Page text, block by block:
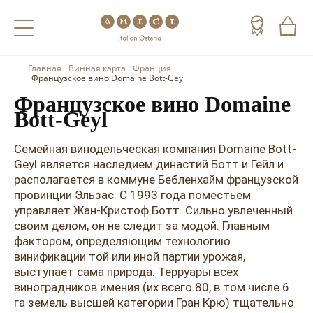
Назад
Холодные напитки
Кофе
Назад
Вино
Игристое вино
Портвейн
Херес
Красные вина
Белые вина
Назад
Виски
Арманьяк
Текила
Мескаль
Кальвадос
Джин
Главная Винная карта
Франция
Французское вино Domaine Bott-Geyl
Французское вино Domaine
Bott-Geyl
Семейная винодельческая компания Domaine Bott-
Geyl является наследием династий Ботт и Гейл и
располагается в коммуне Бебленхайм французской
провинции Эльзас. С 1993 года поместьем
управляет Жан-Кристоф Ботт. Сильно увлеченный
своим делом, он не следит за модой. Главным
фактором, определяющим технологию
винификации той или иной партии урожая,
выступает сама природа. Терруары всех
виноградников имения (их всего 80, в том числе 6
га земель высшей категории Гран Крю) тщательно